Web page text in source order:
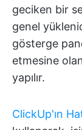
geciken bir
genel
gösterge
etmesine
yapılır.
ClickUp'ın